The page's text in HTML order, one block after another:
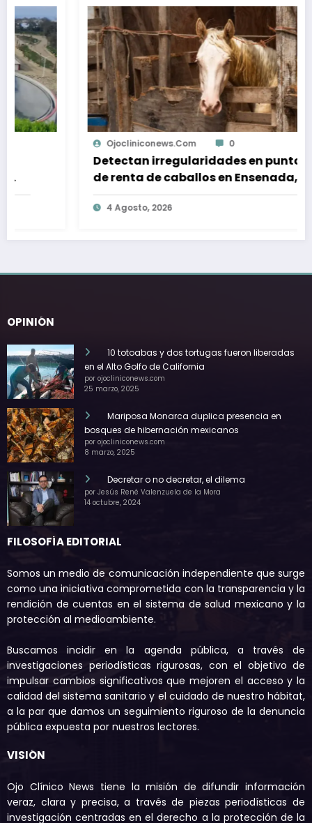
Ojocliniconews.com 0
Detectan irregularidades en puntos
de renta de caballos en Ensenada,
tras muerte de equino montado por
4 Agosto, 2026
OPINIÓN
10 totoabas y dos tortugas fueron liberadas
en el Alto Golfo de California
por ojocliniconews.com
25 marzo, 2025
Mariposa Monarca duplica presencia en
bosques de hibernación mexicanos
por ojocliniconews.com
8 marzo, 2025
Decretar o no decretar, el dilema
por Jesús René Valenzuela de la Mora
14 octubre, 2024
FILOSOFÍA EDITORIAL
Somos un medio de comunicación independiente que surge
como una iniciativa comprometida con la transparencia y la
rendición de cuentas en el sistema de salud mexicano y la
protección al medioambiente.
Buscamos incidir en la agenda pública, a través de
investigaciones periodísticas rigurosas, con el objetivo de
impulsar cambios significativos que mejoren el acceso y la
calidad del sistema sanitario y el cuidado de nuestro hábitat,
a la par que damos un seguimiento riguroso de la denuncia
pública expuesta por nuestros lectores.
VISIÓN
Ojo Clínico News tiene la misión de difundir información
veraz, clara y precisa, a través de piezas periodísticas de
investigación centradas en el derecho a la protección de la